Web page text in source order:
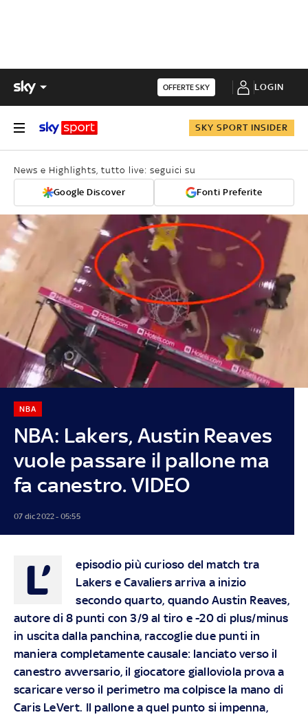
OFFERTE SKY LOGIN
SKY SPORT INSIDER
News e Highlights, tutto live: seguici su
Google Discover Fonti Preferite
NBA: Lakers, Austin Reaves
vuole passare il pallone ma
fa canestro. VIDEO
NBA
07 dic 2022 - 05:55
L’
episodio più curioso del match tra
Lakers e Cavaliers arriva a inizio
secondo quarto, quando Austin Reaves,
autore di 8 punti con 3/9 al tiro e -20 di plus/minus
in uscita dalla panchina, raccoglie due punti in
maniera completamente causale: lanciato verso il
canestro avversario, il giocatore gialloviola prova a
scaricare verso il perimetro ma colpisce la mano di
Caris LeVert. Il pallone a quel punto si impenna,